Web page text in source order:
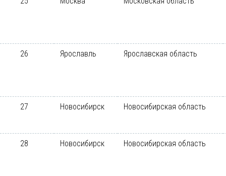
26 Ярославль Ярославская область
27 Новосибирск Новосибирская область
28 Новосибирск Новосибирская область